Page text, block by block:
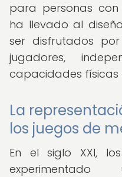
para personas
ha llevado al
ser disfrutados
jugadores,
capacidades físicas
La
los juegos de
En el siglo XXI,
experimentado